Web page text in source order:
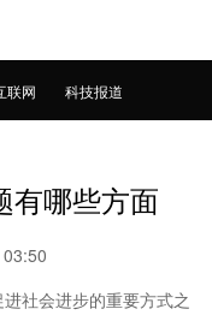
联网 科技报道
有哪些方面
社会进步的重要方式之